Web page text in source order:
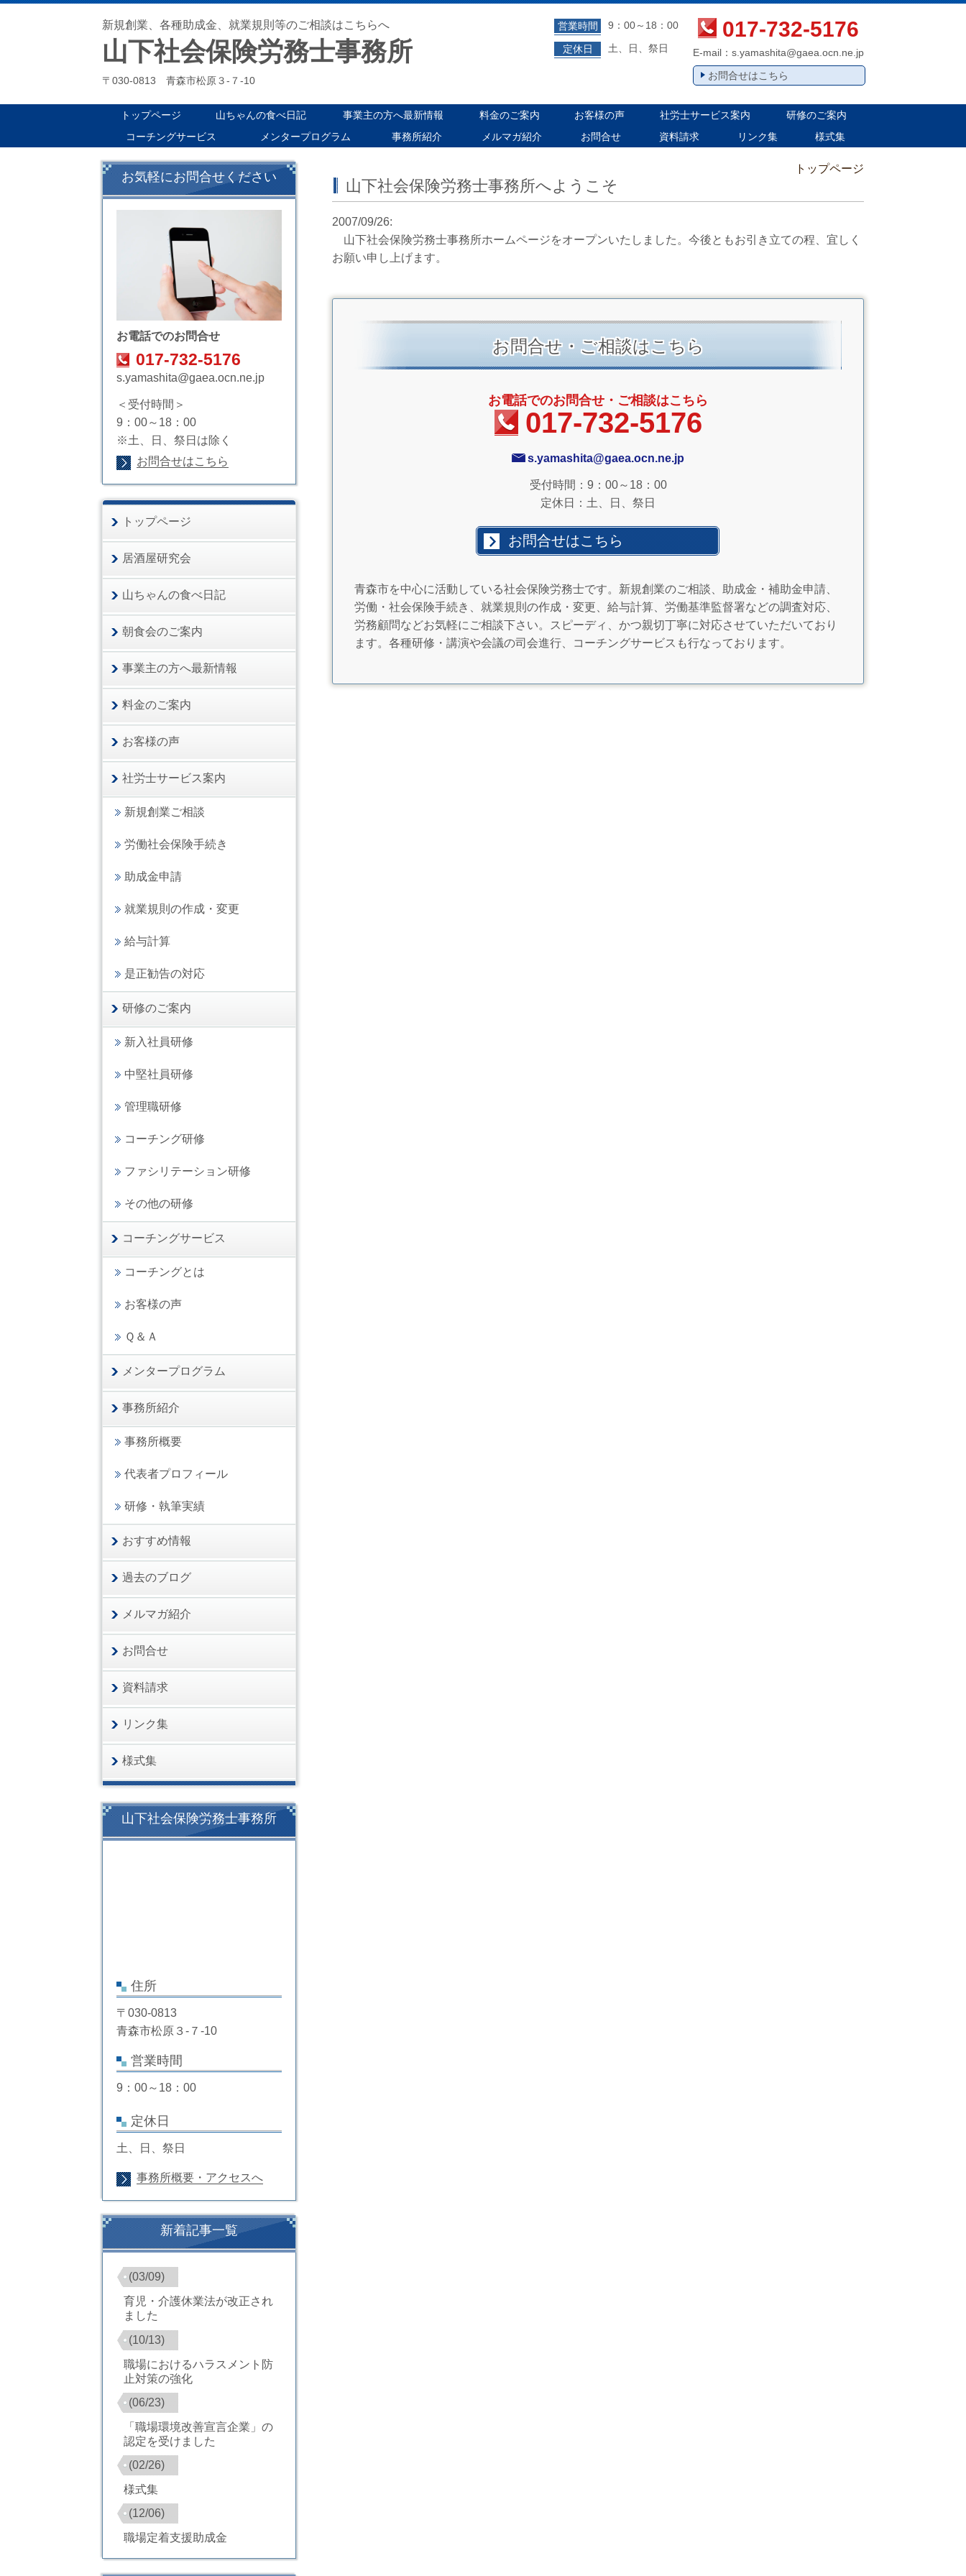
新規創業、各種助成金、就業規則等のご相談はこちらへ
山下社会保険労務士事務所
〒030-0813 青森市松原３-７-10
営業時間 9：00～18：00
定休日 土、日、祭日
017-732-5176
E-mail： s.yamashita@gaea.ocn.ne.jp
お問合せはこちら
トップページ 山ちゃんの食べ日記 事業主の方へ最新情報 料金のご案内 お客様の声 社労士サービス案内
研修のご案内
コーチングサービス
メンタープログラム 事務所紹介 メルマガ紹介 お問合せ 資料請求 リンク集 様式集
トップページ
山下社会保険労務士事務所へようこそ
2007/09/26:
山下社会保険労務士事務所ホームページをオープンいたしました。今後ともお引き立ての程、宜しく
お願い申し上げます。
お問合せ・ご相談はこちら
お電話でのお問合せ・ご相談はこちら
017-732-5176
s.yamashita@gaea.ocn.ne.jp
受付時間：9：00～18：00
定休日：土、日、祭日
お問合せはこちら
青森市を中心に活動している社会保険労務士です。新規創業のご相談、助成金・補助金申請、
労働・社会保険手続き、就業規則の作成・変更、給与計算、労働基準監督署などの調査対応、
労務顧問などお気軽にご相談下さい。スピーディ、かつ親切丁寧に対応させていただいており
ます。各種研修・講演や会議の司会進行、コーチングサービスも行なっております。
お気軽にお問合せください
お電話でのお問合せ
017-732-5176
s.yamashita@gaea.ocn.ne.jp
＜受付時間＞
9：00～18：00
※土、日、祭日は除く
お問合せはこちら
トップページ
居酒屋研究会
山ちゃんの食べ日記
朝食会のご案内
事業主の方へ最新情報
料金のご案内
お客様の声
社労士サービス案内
新規創業ご相談
労働社会保険手続き
助成金申請
就業規則の作成・変更
給与計算
是正勧告の対応
研修のご案内
新入社員研修
中堅社員研修
管理職研修
コーチング研修
ファシリテーション研修
その他の研修
コーチングサービス
コーチングとは
お客様の声
Ｑ＆Ａ
メンタープログラム
事務所紹介
事務所概要
代表者プロフィール
研修・執筆実績
おすすめ情報
過去のブログ
メルマガ紹介
お問合せ
資料請求
リンク集
様式集
山下社会保険労務士事務所
住所
〒030-0813
青森市松原３-７-10
営業時間
9：00～18：00
定休日
土、日、祭日
事務所概要・アクセスへ
新着記事一覧
(03/09)
育児・介護休業法が改正され
ました
(10/13)
職場におけるハラスメント防
止対策の強化
(06/23)
「職場環境改善宣言企業」の
認定を受けました
(02/26)
様式集
(12/06)
職場定着支援助成金